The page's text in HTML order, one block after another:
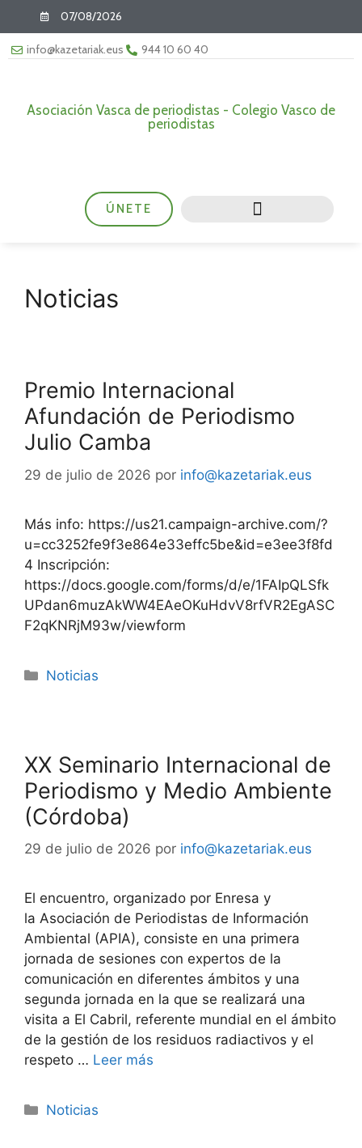
07/08/2026
info@kazetariak.eus 944 10 60 40
Asociación Vasca de periodistas - Colegio Vasco de
periodistas
ÚNETE
Noticias
Premio Internacional
Afundación de Periodismo
Julio Camba
29 de julio de 2026 por info@kazetariak.eus
Más info: https://us21.campaign-archive.com/?
u=cc3252fe9f3e864e33effc5be&id=e3ee3f8fd
4 Inscripción:
https://docs.google.com/forms/d/e/1FAIpQLSfk
UPdan6muzAkWW4EAeOKuHdvV8rfVR2EgASC
F2qKNRjM93w/viewform
Noticias
XX Seminario Internacional de
Periodismo y Medio Ambiente
(Córdoba)
29 de julio de 2026 por info@kazetariak.eus
El encuentro, organizado por Enresa y
la Asociación de Periodistas de Información
Ambiental (APIA), consiste en una primera
jornada de sesiones con expertos de la
comunicación en diferentes ámbitos y una
segunda jornada en la que se realizará una
visita a El Cabril, referente mundial en el ámbito
de la gestión de los residuos radiactivos y el
respeto … Leer más
Noticias